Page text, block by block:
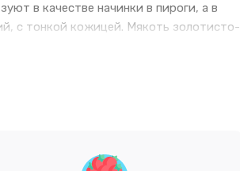
в качестве начинки в пироги, а в
с тонкой кожицей. Мякоть золотисто-
микроэлементов и минеральных